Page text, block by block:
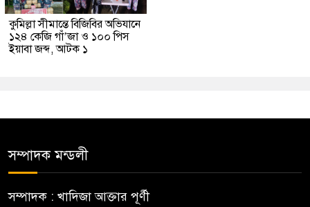
কুমিল্লা সীমান্তে বিজিবির অভিযানে
১২৪ কেজি গাঁ’জা ও ১০০ পিস
ইয়াবা জব্দ, আটক ১
সম্পাদক মন্ডলী
সম্পাদক : খাদিজা আক্তার পূর্ণী